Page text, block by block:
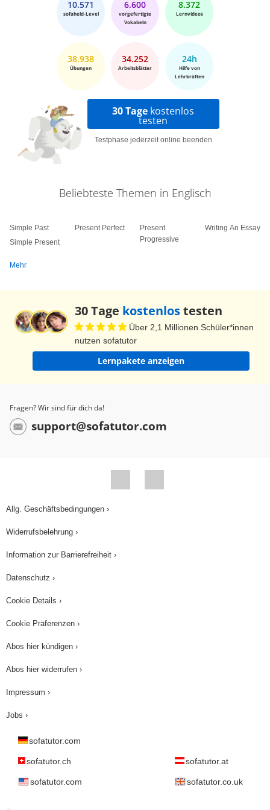
10.571
sofaheld-Level
6.600
vorgefertigte
Vokabeln
8.372
Lernvideos
38.938
Übungen
34.252
Arbeitsblätter
24h
Hilfe von
Lehrkräften
30 Tage kostenlos
testen
Testphase jederzeit online beenden
Beliebteste Themen in Englisch
Simple Past
Simple Present
Present Perfect
Present
Progressive
Writing An Essay
Mehr
30 Tage kostenlostesten
Über 2,1 Millionen Schüler*innen
nutzen sofatutor
Lernpakete anzeigen
Fragen? Wir sind für dich da!
support@sofatutor.com
Allg. Geschäftsbedingungen ›
Widerrufsbelehrung ›
Information zur Barrierefreiheit ›
Datenschutz ›
Cookie Details ›
Cookie Präferenzen ›
Abos hier kündigen ›
Abos hier widerrufen ›
Impressum ›
Jobs ›
sofatutor.com
sofatutor.ch sofatutor.at
sofatutor.com sofatutor.co.uk